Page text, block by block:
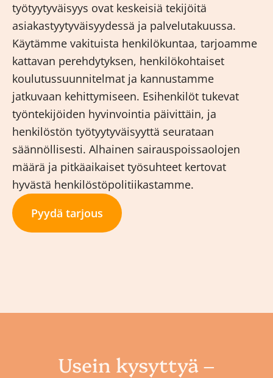
työtyytyväisyys ovat keskeisiä tekijöitä
asiakastyytyväisyydessä ja palvelutakuussa.
Käytämme vakituista henkilökuntaa, tarjoamme
kattavan perehdytyksen, henkilökohtaiset
koulutussuunnitelmat ja kannustamme
jatkuvaan kehittymiseen. Esihenkilöt tukevat
työntekijöiden hyvinvointia päivittäin, ja
henkilöstön työtyytyväisyyttä seurataan
säännöllisesti. Alhainen sairauspoissaolojen
määrä ja pitkäaikaiset työsuhteet kertovat
hyvästä henkilöstöpolitiikastamme.
Pyydä tarjous
Usein kysyttyä –